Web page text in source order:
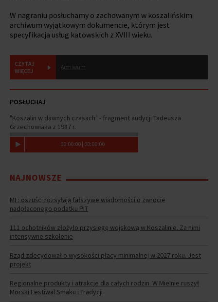
W nagraniu posłuchamy o zachowanym w koszalińskim
archiwum wyjątkowym dokumencie, którym jest
specyfikacja usług katowskich z XVIII wieku.
CZYTAJ
WIĘCEJ
Archiwum
POSŁUCHAJ
"Koszalin w dawnych czasach" - fragment audycji Tadeusza
Grzechowiaka z 1987 r.
00:00:00 | 00:00:00
NAJNOWSZE
MF: oszuści rozsyłają fałszywe wiadomości o zwrocie
nadpłaconego podatku PIT
111 ochotników złożyło przysięgę wojskową w Koszalinie. Za nimi
intensywne szkolenie
Rząd zdecydował o wysokości płacy minimalnej w 2027 roku. Jest
projekt
Regionalne produkty i atrakcje dla całych rodzin. W Mielnie ruszył
Morski Festiwal Smaku i Tradycji